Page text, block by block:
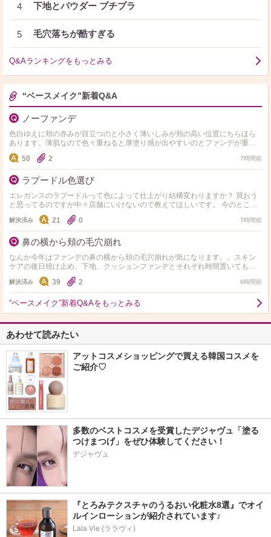
4 下地とパウダー プチプラ
5 毛穴落ちが酷すぎる
Q&Aランキングをもっとみる
“ベースメイク”新着Q&A
ノーファンデ
色白ゆえに頬の赤みが目立つのと小さく薄いしみが頬の高い位置にちらほら
あります。薄肌なので色々重ねると厚塗り感が出やすいのとファンデが重い
感じがして苦手な為、下地だけでもある程度補正力がある物を探し…
50 2 7時間前
ラプードル色選び
エレガンスのラプードルって色によって仕上がり結構変わりますか？ 買おう
と思ってるのですが中々店舗にいけないので教えてほしいです。 今のところ1
番と6番で迷っています。
解決済み 21 0 7時間前
鼻の横から頬の毛穴崩れ
なんか今年はファンデの鼻の横から頬の毛穴崩れが気になります。。スキン
ケアの後日焼け止め、下地、クッションファンデとそれぞれ時間置いても崩
れます。。リキッドファンデのほうがいいのか。。悩ましいです。…
解決済み 39 2 6時間前
“ベースメイク”新着Q&Aをもっとみる
あわせて読みたい
アットコスメショッピングで買える韓国コスメを
ご紹介♡
多数のベストコスメを受賞したデジャヴュ「塗る
つけまつげ」をぜひ体験してください！
デジャヴュ
『とろみテクスチャのうるおい化粧水8選』でオイ
ルインローションが紹介されています♪
Lala Vie (ララヴィ)